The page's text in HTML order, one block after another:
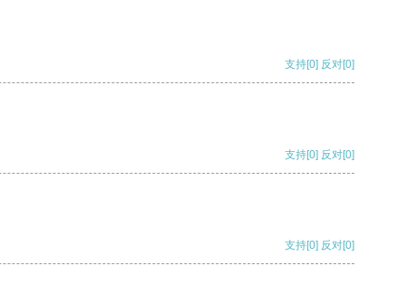
支持[0] 反对[0]
支持[0] 反对[0]
支持[0] 反对[0]